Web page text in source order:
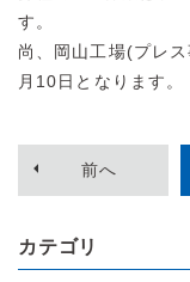
す。
尚、岡山工場(プレ
月10日となります。
前へ
カテゴリ